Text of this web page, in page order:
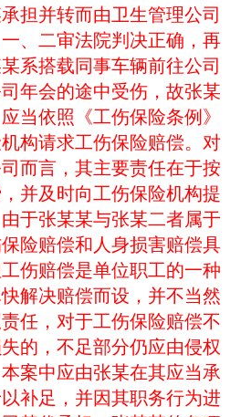
担并转而由卫生管理公司
、二审法院判决正确，再
系搭载同事车辆前往公司
年会的途中受伤，故张某
当依照《工伤保险条例》
构请求工伤保险赔偿。对
而言，其主要责任在于按
并及时向工伤保险机构提
于张某某与张某二者属于
险赔偿和人身损害赔偿具
伤赔偿是单位职工的一种
解决赔偿而设，并不当然
任，对于工伤保险赔偿不
的，不足部分仍应由侵权
案中应由张某在其应当承
补足，并因其职务行为进